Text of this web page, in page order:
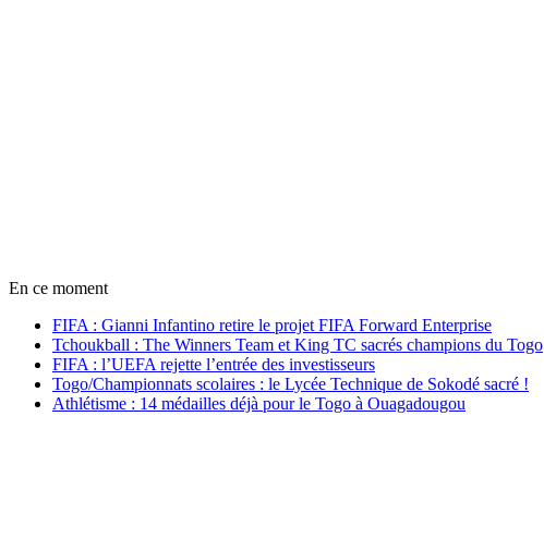
En ce moment
FIFA : Gianni Infantino retire le projet FIFA Forward Enterprise
Tchoukball : The Winners Team et King TC sacrés champions du Togo
FIFA : l’UEFA rejette l’entrée des investisseurs
Togo/Championnats scolaires : le Lycée Technique de Sokodé sacré !
Athlétisme : 14 médailles déjà pour le Togo à Ouagadougou